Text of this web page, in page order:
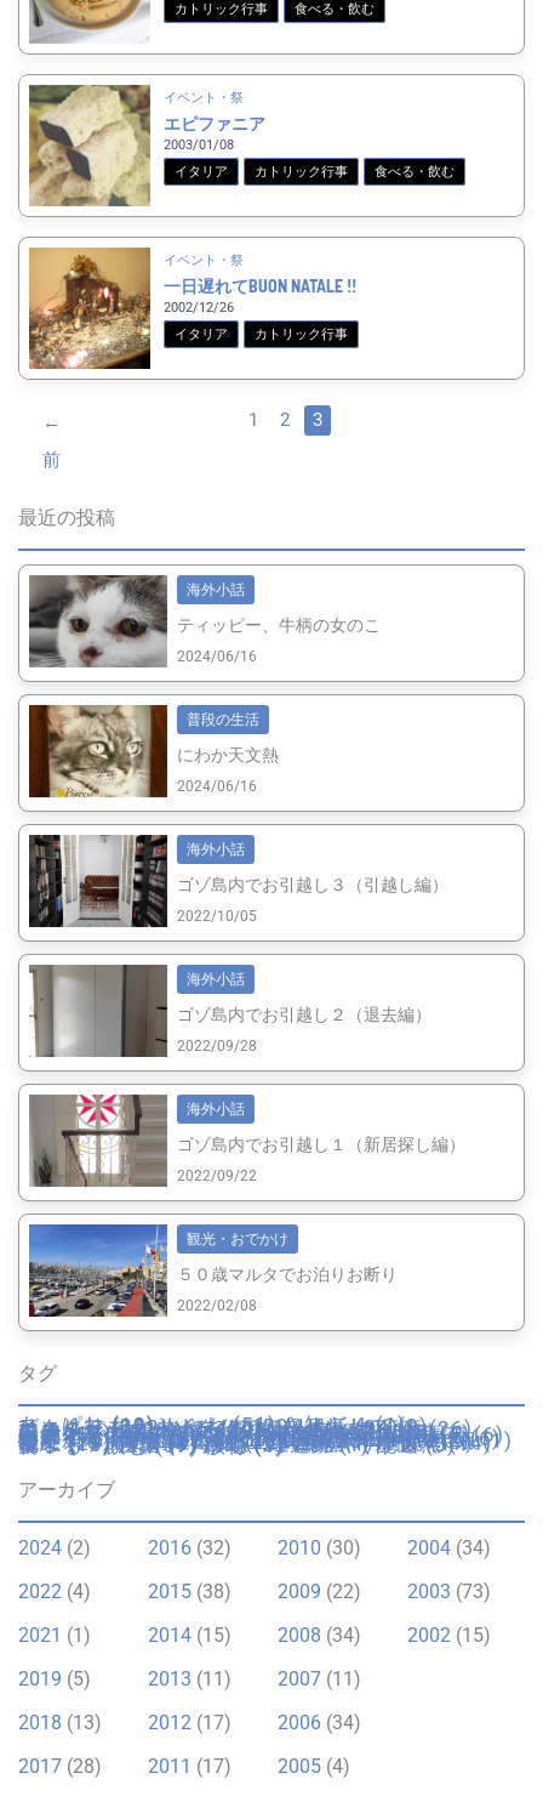
カトリック行事
食べる・飲む
イベント・祭
エピファニア
2003/01/08
イタリア
カトリック行事 食べる・飲む
イベント・祭
一日遅れてBUON NATALE !!
2002/12/26
イタリア
カトリック行事
←
前
1 2 3
最近の投稿
海外小話
ティッピー、牛柄の女のこ
2024/06/16
普段の生活
にわか天文熱
2024/06/16
海外小話
ゴゾ島内でお引越し３（引越し編）
2022/10/05
海外小話
ゴゾ島内でお引越し２（退去編）
2022/09/28
海外小話
ゴゾ島内でお引越し１（新居探し編）
2022/09/22
観光・おでかけ
５０歳マルタでお泊りお断り
2022/02/08
タグ
あっぱれ (13) いいね (51) お知らせ (1)
びっくり (32) もやもや (29) イギリス (9)
イタリア (222) イタリア妊婦生活 (34)
エンターテイメント (20) カトリック行事 (26)
カルチャー (20) ゴゾ (93) サイト (7)
ショップ (17) スペイン (1) トリュフ (3)
フランス (2) マルタ (42) ミュージアム (5)
不便 (11) 不動産 (7) 乗物・交通 (16) 仮装 (4)
伝統 (5) 便利 (10) 健康 (19) 回想録 (12) 園芸 (6)
夫のピー太郎 (9) 学校・教育 (24) 容姿 (6)
年末年始 (8) 引越し (11) 役所・警察 (3)
心が痛む (1) 思いふける (8) 成長 (16) 手続き (6)
日本 (10) 日本里帰り (20) 日用品 (2) 時間 (2)
歴史 (7) 歴史的建造物 (8) 気候 (25) 海 (13) 湖 (1)
溜息 (19) 物価 (11) 猫 (12) 画材 (1) 病院 (19)
祝う (21) 穴場 (4) 自動車運転免許 (4) 自然 (14)
菓子 (13) 言語 (9) 跡地 (3) 遺跡 (1) 配送 (5)
食べる・飲む (37) 骸骨 (1)
アーカイブ
2024 (2)
2022 (4)
2021 (1)
2019 (5)
2018 (13)
2017 (28)
2016 (32)
2015 (38)
2014 (15)
2013 (11)
2012 (17)
2011 (17)
2010 (30)
2009 (22)
2008 (34)
2007 (11)
2006 (34)
2005 (4)
2004 (34)
2003 (73)
2002 (15)